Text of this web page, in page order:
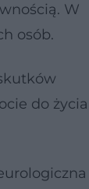
W
osób.
do życia